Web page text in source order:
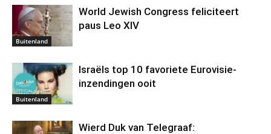
Buitenland
World Jewish Congress feliciteert
paus Leo XIV
Buitenland
Israëls top 10 favoriete Eurovisie-
inzendingen ooit
Wierd Duk van Telegraaf: